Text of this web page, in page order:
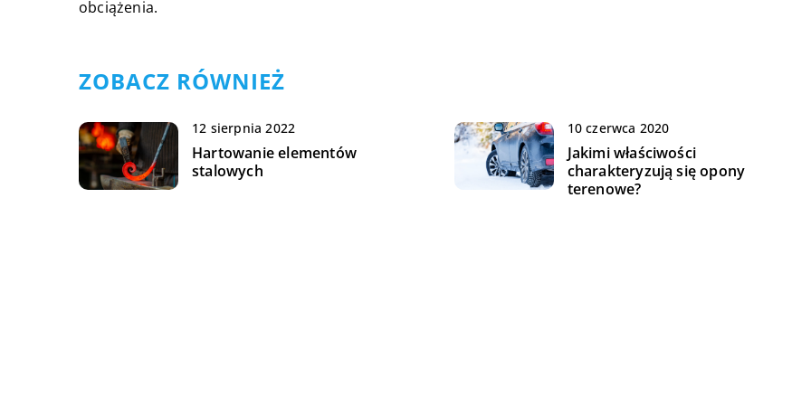
obciążenia.
ZOBACZ RÓWNIEŻ
12 sierpnia 2022
Hartowanie elementów
stalowych
10 czerwca 2020
Jakimi właściwości
charakteryzują się opony
terenowe?